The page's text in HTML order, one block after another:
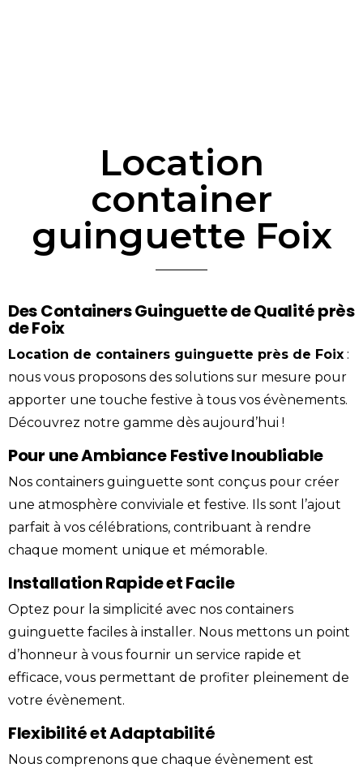
Location
container
guinguette Foix
Des Containers Guinguette de Qualité près
de Foix
Location de containers guinguette près de Foix :
nous vous proposons des solutions sur mesure pour
apporter une touche festive à tous vos évènements.
Découvrez notre gamme dès aujourd’hui !
Pour une Ambiance Festive Inoubliable
Nos containers guinguette sont conçus pour créer
une atmosphère conviviale et festive. Ils sont l’ajout
parfait à vos célébrations, contribuant à rendre
chaque moment unique et mémorable.
Installation Rapide et Facile
Optez pour la simplicité avec nos containers
guinguette faciles à installer. Nous mettons un point
d’honneur à vous fournir un service rapide et
efficace, vous permettant de profiter pleinement de
votre évènement.
Flexibilité et Adaptabilité
Nous comprenons que chaque évènement est